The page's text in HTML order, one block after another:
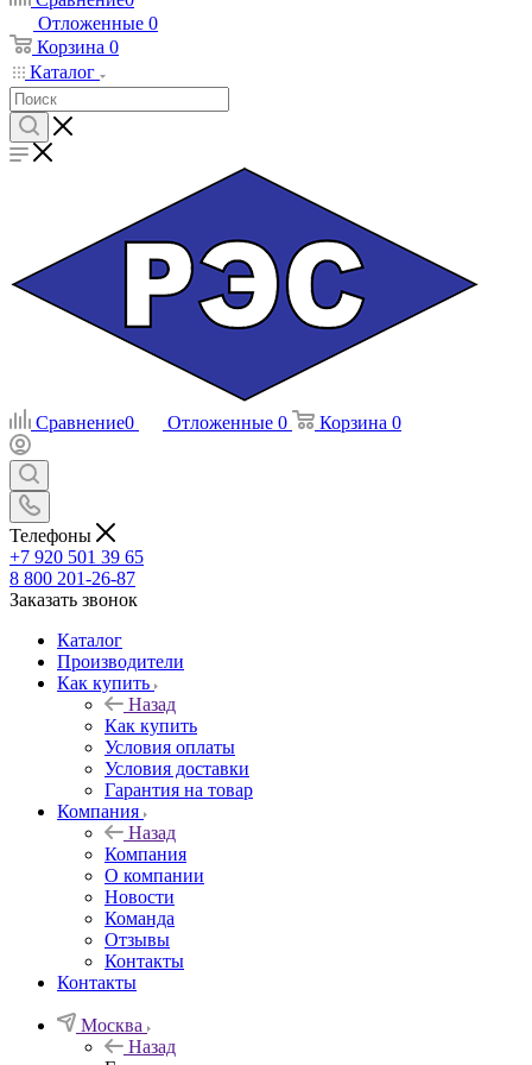
Отложенные 0
Корзина 0
Каталог
Сравнение0 Отложенные 0 Корзина 0
Телефоны
+7 920 501 39 65
8 800 201-26-87
Заказать звонок
Каталог
Производители
Как купить
Назад
Как купить
Условия оплаты
Условия доставки
Гарантия на товар
Компания
Назад
Компания
О компании
Новости
Команда
Отзывы
Контакты
Контакты
Москва
Назад